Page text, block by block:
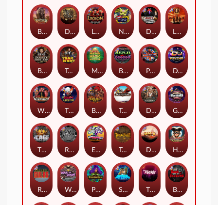
Dead Men Walking
Tsar Wars
Nexus Outsourced
Book Of Shadows
Rock Bottom
The Cage
Space Donkey
Bounty Hunters xNudge®
Little Bighorn
Benji Killed in Vegas
Barbarian Fury
Poison Eve
Devil's Crossroad
Dragon Tribe
Gluttony
Mayan Magic Wildfire
Legion X
Deadwood xNudge
DJ Psycho
Buffalo Hunter
Tombstone
Punk Rocker
East Coast Vs West Coast
The Creepy Carnival
Whacked
Harlequin Carnival
Walk of Shame
Remember Gulag
True kult
The Rave